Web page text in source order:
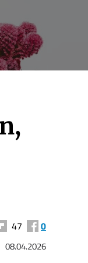
47 0
08.04.2026